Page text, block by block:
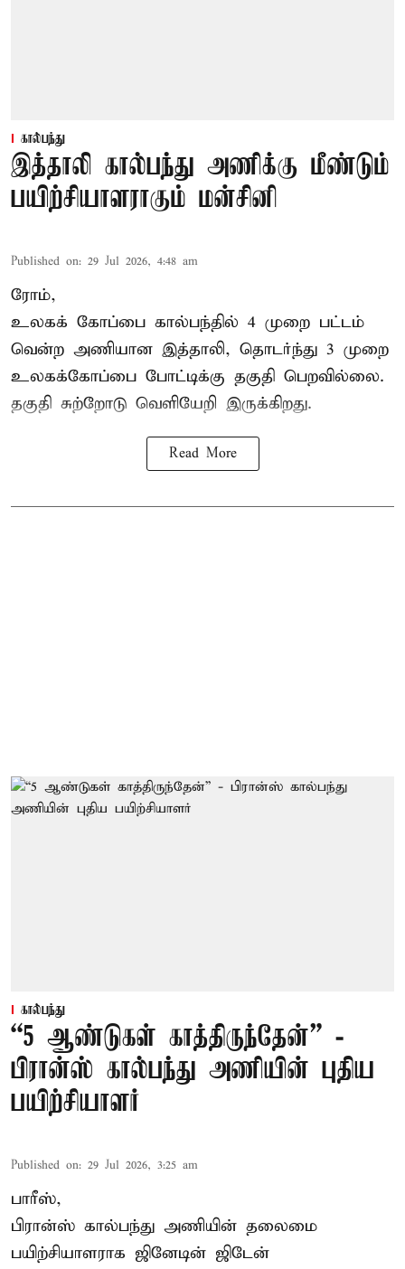
கால்பந்து
இத்தாலி கால்பந்து அணிக்கு மீண்டும்
பயிற்சியாளராகும் மன்சினி
Published on: 29 Jul 2026, 4:48 am
ரோம்,
உலகக் கோப்பை கால்பந்தில் 4 முறை பட்டம்
வென்ற அணியான இத்தாலி, தொடர்ந்து 3 முறை
உலகக்கோப்பை போட்டிக்கு தகுதி பெறவில்லை.
தகுதி சுற்றோடு வெளியேறி இருக்கிறது.
Read More
கால்பந்து
“5 ஆண்டுகள் காத்திருந்தேன்” -
பிரான்ஸ் கால்பந்து அணியின் புதிய
பயிற்சியாளர்
Published on: 29 Jul 2026, 3:25 am
பாரீஸ்,
பிரான்ஸ் கால்பந்து அணியின் தலைமை
பயிற்சியாளராக ஜினேடின் ஜிடேன்